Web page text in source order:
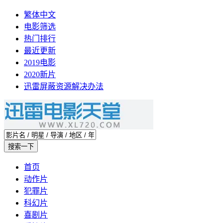
繁体中文
电影筛选
热门排行
最近更新
2019电影
2020新片
迅雷屏蔽资源解决办法
首页
动作片
犯罪片
科幻片
喜剧片